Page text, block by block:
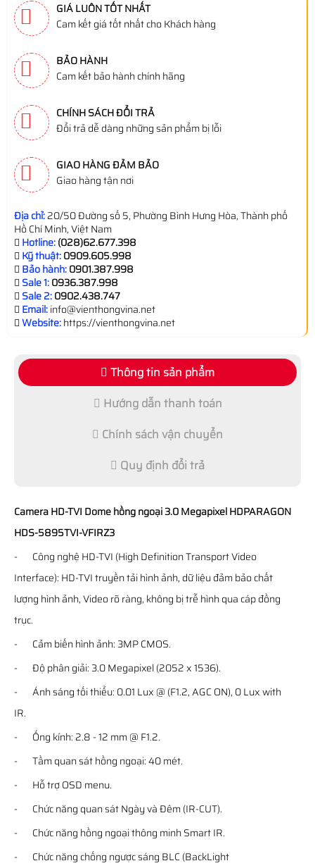
GIÁ LUÔN TỐT NHẤT
Cam kết giá tốt nhất cho Khách hàng
BẢO HÀNH
Cam kết bảo hành chính hãng
CHÍNH SÁCH ĐỔI TRẢ
Đổi trả dễ dàng những sản phẩm bị lỗi
GIAO HÀNG ĐẢM BẢO
Giao hàng tận nơi
Địa chỉ:20/50 Đường số 5, Phường Bình Hưng Hòa, Thành phố
Hồ Chí Minh, Việt Nam
Hotline:(028)62.677.398
Kỹ thuật:0909.605.998
Bảo hành:0901.387.998
Sale 1:0936.387.998
Sale 2:0902.438.747
Email:info@vienthongvina.net
Website:https://vienthongvina.net
Thông tin sản phẩm
Hướng dẫn thanh toán
Chính sách vận chuyển
Quy định đổi trả
Camera HD-TVI Dome hồng ngoại 3.0 Megapixel HDPARAGON
HDS-5895TVI-VFIRZ3
- Công nghệ HD-TVI (High Definition Transport Video
Interface): HD-TVI truyền tải hình ảnh, dữ liệu đảm bảo chất
lượng hình ảnh, Video rõ ràng, không bị trễ hình qua cáp đồng
trục.
- Cảm biến hình ảnh: 3MP CMOS.
- Độ phân giải: 3.0 Megapixel (2052 x 1536).
- Ánh sáng tối thiểu: 0.01 Lux @ (F1.2, AGC ON), 0 Lux with
IR.
- Ống kính: 2.8 - 12 mm @ F1.2.
- Tầm quan sát hồng ngoại: 40 mét.
- Hỗ trợ OSD menu.
- Chức năng quan sát Ngày và Đêm (IR-CUT).
- Chức năng hồng ngoại thông minh Smart IR.
- Chức năng chống ngược sáng BLC (BackLight